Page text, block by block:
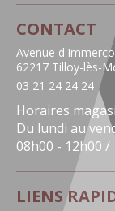
CONTACT
Avenue
62217 Tilloy-lès-
03 21 24 24 24
Horaires
Du lundi au
08h00 - 12h00 /
LIENS